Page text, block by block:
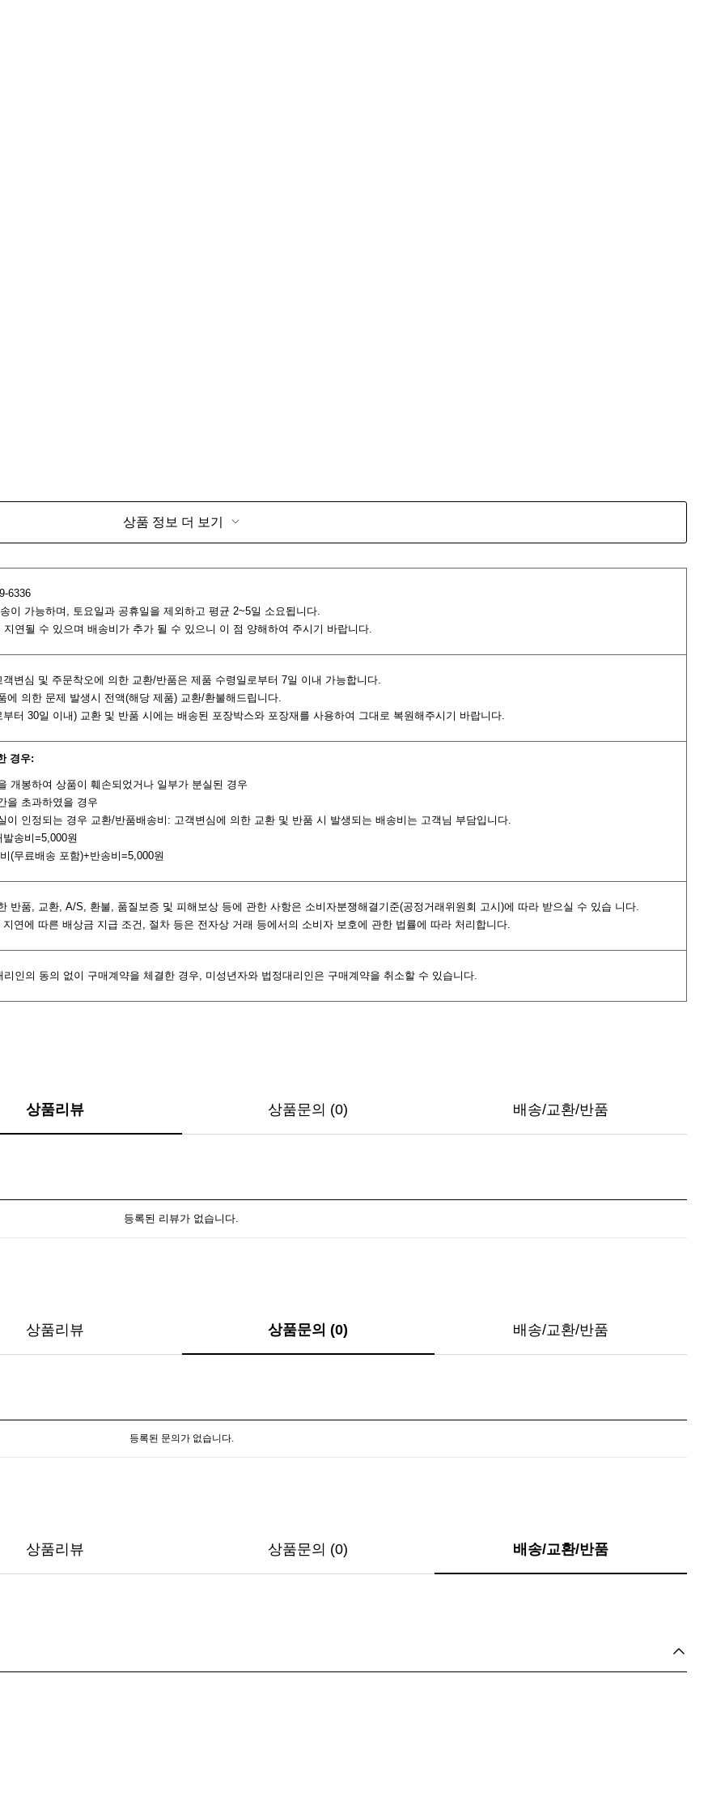
상품 정보 더 보기
6336
이 가능하며, 토요일과 공휴일을 제외하고 평균 2~5일 소요됩니다.
지연될 수 있으며 배송비가 추가 될 수 있으니 이 점 양해하여 주시기 바랍니다.
변심 및 주문착오에 의한 교환/반품은 제품 수령일로부터 7일 이내 가능합니다.
에 의한 문제 발생시 전액(해당 제품) 교환/환불해드립니다.
터 30일 이내) 교환 및 반품 시에는 배송된 포장박스와 포장재를 사용하여 그대로 복원해주시기 바랍니다.
경우:
개봉하여 상품이 훼손되었거나 일부가 분실된 경우
을 초과하였을 경우
이 인정되는 경우 교환/반품배송비: 고객변심에 의한 교환 및 반품 시 발생되는 배송비는 고객님 부담입니다.
송비=5,000원
(무료배송 포함)+반송비=5,000원
반품, 교환, A/S, 환불, 품질보증 및 피해보상 등에 관한 사항은 소비자분쟁해결기준(공정거래위원회 고시)에 따라 받으실 수 있습 니다.
연에 따른 배상금 지급 조건, 절차 등은 전자상 거래 등에서의 소비자 보호에 관한 법률에 따라 처리합니다.
리인의 동의 없이 구매계약을 체결한 경우, 미성년자와 법정대리인은 구매계약을 취소할 수 있습니다.
상품리뷰 상품문의 (0) 배송/교환/반품
등록된 리뷰가 없습니다.
상품리뷰 상품문의 (0) 배송/교환/반품
등록된 문의가 없습니다.
상품리뷰 상품문의 (0) 배송/교환/반품